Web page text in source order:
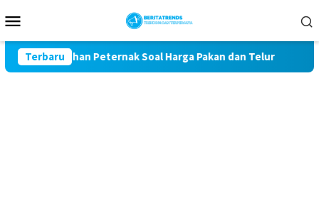
ke
Mobile
Terbaru
Keluhan Peternak Soal Harga Pakan dan Telur TAK MAU